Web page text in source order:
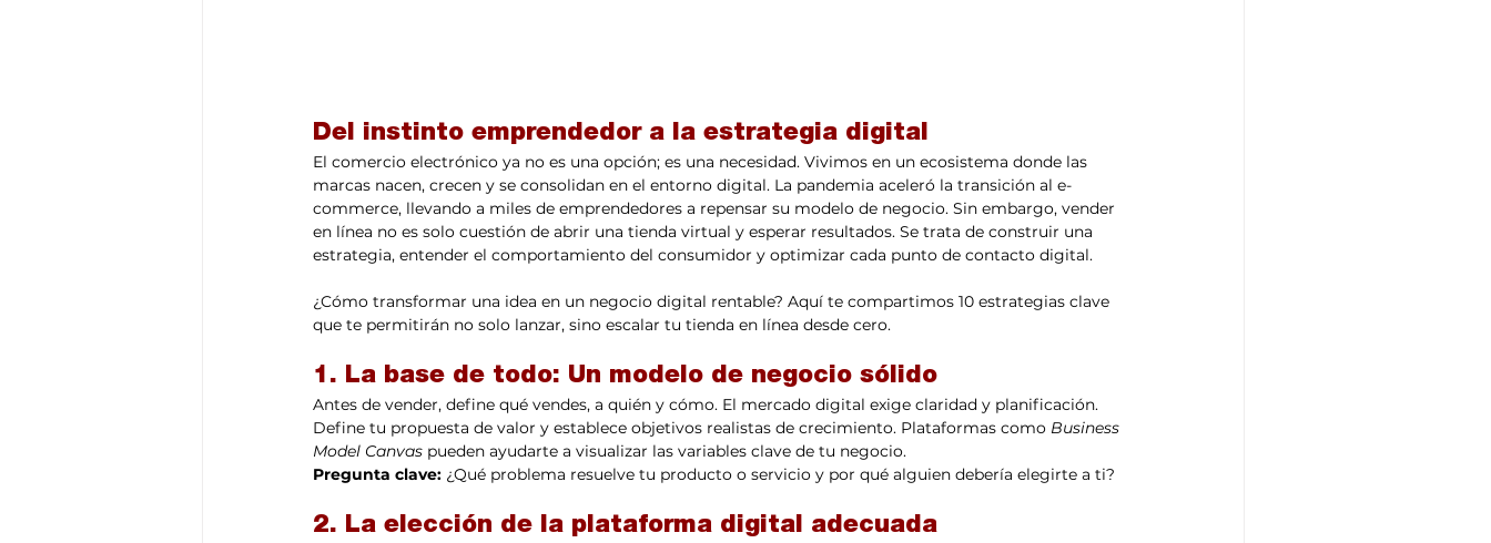
Del instinto emprendedor a la estrategia digital
El comercio electrónico ya no es una opción; es una necesidad. Vivimos en un ecosistema donde las
marcas nacen, crecen y se consolidan en el entorno digital. La pandemia aceleró la transición al e-
commerce, llevando a miles de emprendedores a repensar su modelo de negocio. Sin embargo, vender
en línea no es solo cuestión de abrir una tienda virtual y esperar resultados. Se trata de construir una
estrategia, entender el comportamiento del consumidor y optimizar cada punto de contacto digital.
¿Cómo transformar una idea en un negocio digital rentable? Aquí te compartimos 10 estrategias clave
que te permitirán no solo lanzar, sino escalar tu tienda en línea desde cero.
1. La base de todo: Un modelo de negocio sólido
Antes de vender, define qué vendes, a quién y cómo. El mercado digital exige claridad y planificación.
Define tu propuesta de valor y establece objetivos realistas de crecimiento. Plataformas como Business
Model Canvas pueden ayudarte a visualizar las variables clave de tu negocio.
Pregunta clave: ¿Qué problema resuelve tu producto o servicio y por qué alguien debería elegirte a ti?
2. La elección de la plataforma digital adecuada